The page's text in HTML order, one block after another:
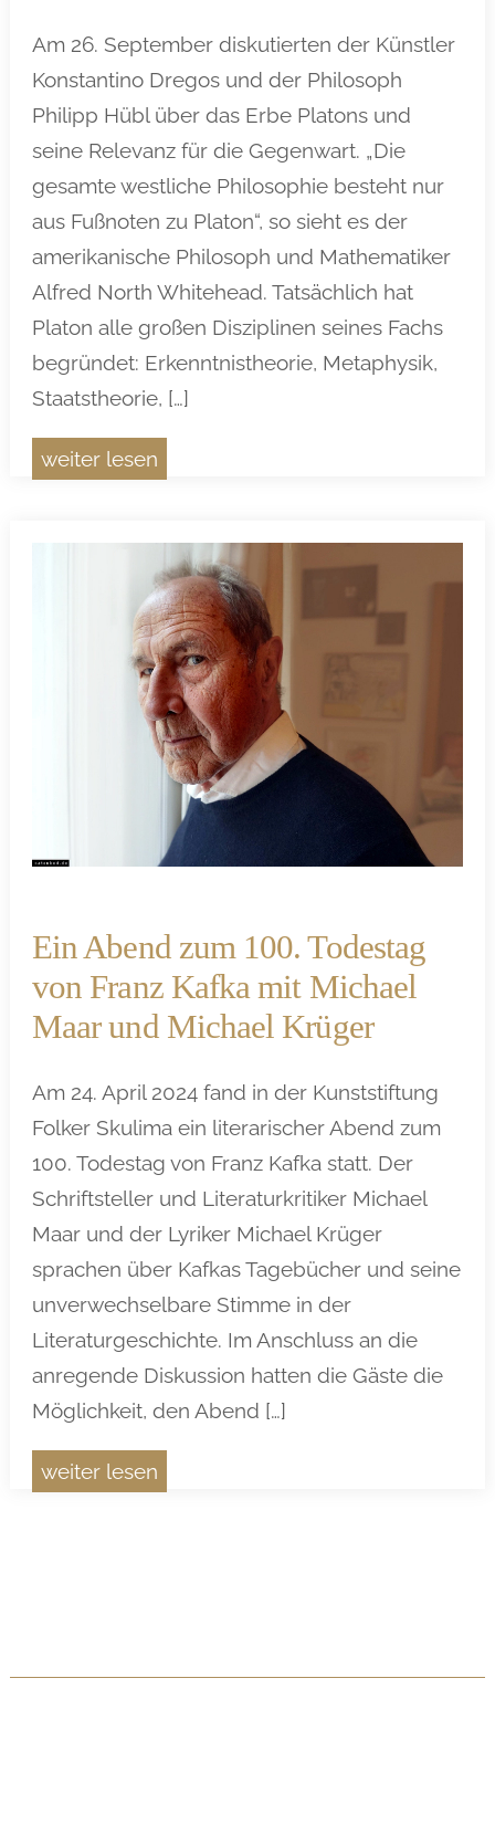
Am 26. September diskutierten der Künstler
Konstantino Dregos und der Philosoph
Philipp Hübl über das Erbe Platons und
seine Relevanz für die Gegenwart. „Die
gesamte westliche Philosophie besteht nur
aus Fußnoten zu Platon“, so sieht es der
amerikanische Philosoph und Mathematiker
Alfred North Whitehead. Tatsächlich hat
Platon alle großen Disziplinen seines Fachs
begründet: Erkenntnistheorie, Metaphysik,
Staatstheorie, […]
weiter lesen
Ein Abend zum 100. Todestag
von Franz Kafka mit Michael
Maar und Michael Krüger
Am 24. April 2024 fand in der Kunststiftung
Folker Skulima ein literarischer Abend zum
100. Todestag von Franz Kafka statt. Der
Schriftsteller und Literaturkritiker Michael
Maar und der Lyriker Michael Krüger
sprachen über Kafkas Tagebücher und seine
unverwechselbare Stimme in der
Literaturgeschichte. Im Anschluss an die
anregende Diskussion hatten die Gäste die
Möglichkeit, den Abend […]
weiter lesen